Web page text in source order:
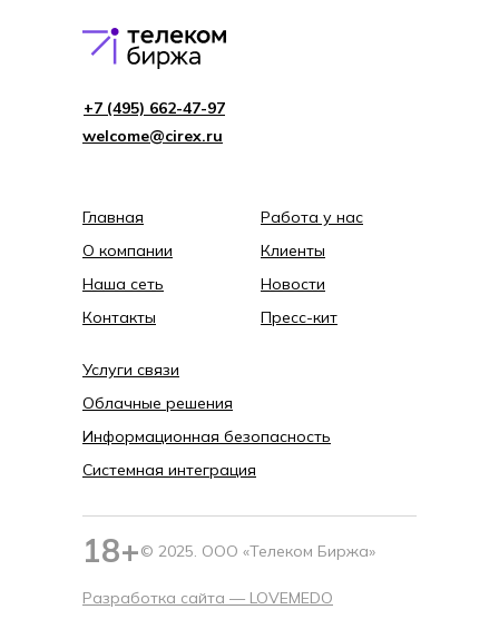
Главная
О компании
Наша сеть
Контакты
Работа у нас
Клиенты
Новости
Пресс-кит
welcome@cirex.ru
+7 (495) 662-4 7-97
18+© 2025. ООО «Телеком Биржа»
Разработка сайта — LOVEMEDO
Услуги связи
Облачные решения
Информационная безопасность
Системная интеграция